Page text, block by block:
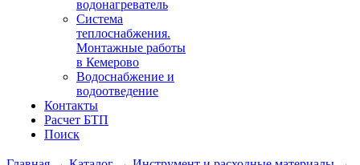
водонагреватель
Система
теплоснабжения.
Монтажные работы
в Кемерово
Водоснабжение и
водоотведение
Контакты
Расчет БТП
Поиск